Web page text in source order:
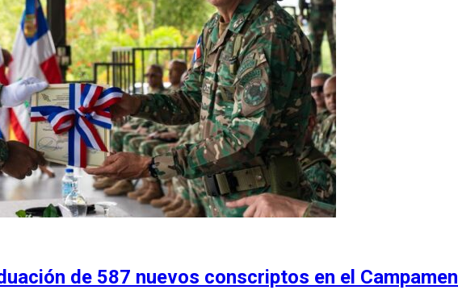
de 587 nuevos conscriptos en el